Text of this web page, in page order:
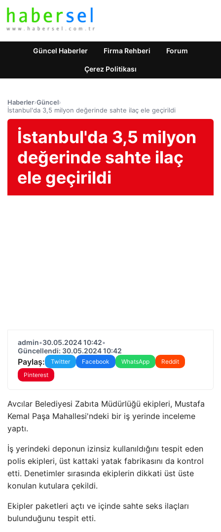
Güncel Haberler Firma Rehberi Forum
Çerez Politikası
Haberler›Güncel›
İstanbul'da 3,5 milyon değerinde sahte ilaç ele geçirildi
İstanbul'da 3,5 milyon
değerinde sahte ilaç
ele geçirildi
admin•30.05.2024 10:42•
Güncellendi: 30.05.2024 10:42
Paylaş: Twitter Facebook WhatsApp
Reddit
Pinterest
Avcılar Belediyesi Zabıta Müdürlüğü ekipleri, Mustafa
Kemal Paşa Mahallesi'ndeki bir iş yerinde inceleme
yaptı.
İş yerindeki deponun izinsiz kullanıldığını tespit eden
polis ekipleri, üst kattaki yatak fabrikasını da kontrol
etti. Denetimler sırasında ekiplerin dikkati üst üste
konulan kutulara çekildi.
Ekipler paketleri açtı ve içinde sahte seks ilaçları
bulunduğunu tespit etti.